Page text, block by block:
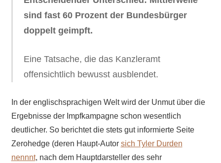
sind fast 60 Prozent der Bundesbürger
doppelt geimpft.
Eine Tatsache, die das Kanzleramt
offensichtlich bewusst ausblendet.
In der englischsprachigen Welt wird der Unmut über die
Ergebnisse der Impfkampagne schon wesentlich
deutlicher. So berichtet die stets gut informierte Seite
Zerohedge (deren Haupt-Autor sich Tyler Durden
nennnt, nach dem Hauptdarsteller des sehr